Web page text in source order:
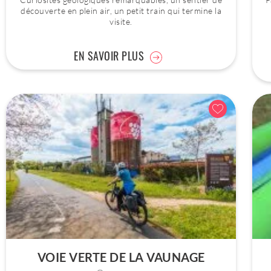
découverte en plein air, un petit train qui termine la
visite.
EN SAVOIR PLUS
VOIE VERTE DE LA VAUNAGE